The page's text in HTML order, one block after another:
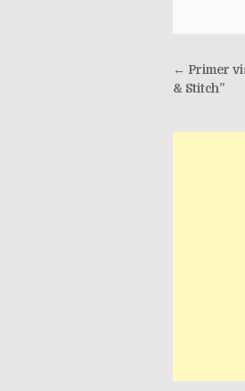
Post
← Primer
& Stitch”